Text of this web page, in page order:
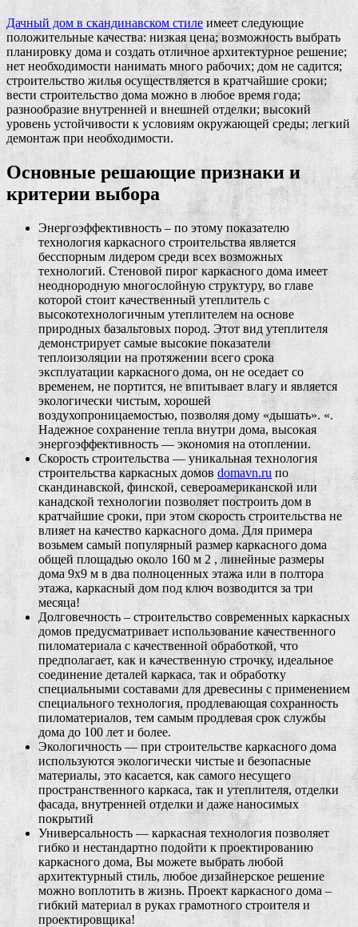
Дачный дом в скандинавском стиле имеет следующие
положительные качества: низкая цена; возможность выбрать
планировку дома и создать отличное архитектурное решение;
нет необходимости нанимать много рабочих; дом не садится;
строительство жилья осуществляется в кратчайшие сроки;
вести строительство дома можно в любое время года;
разнообразие внутренней и внешней отделки; высокий
уровень устойчивости к условиям окружающей среды; легкий
демонтаж при необходимости.
Основные решающие признаки и
критерии выбора
Энергоэффективность – по этому показателю
технология каркасного строительства является
бесспорным лидером среди всех возможных
технологий. Стеновой пирог каркасного дома имеет
неоднородную многослойную структуру, во главе
которой стоит качественный утеплитель с
высокотехнологичным утеплителем на основе
природных базальтовых пород. Этот вид утеплителя
демонстрирует самые высокие показатели
теплоизоляции на протяжении всего срока
эксплуатации каркасного дома, он не оседает со
временем, не портится, не впитывает влагу и является
экологически чистым, хорошей
воздухопроницаемостью, позволяя дому «дышать». «.
Надежное сохранение тепла внутри дома, высокая
энергоэффективность — экономия на отоплении.
Скорость строительства — уникальная технология
строительства каркасных домов domavn.ru по
скандинавской, финской, североамериканской или
канадской технологии позволяет построить дом в
кратчайшие сроки, при этом скорость строительства не
влияет на качество каркасного дома. Для примера
возьмем самый популярный размер каркасного дома
общей площадью около 160 м 2 , линейные размеры
дома 9х9 м в два полноценных этажа или в полтора
этажа, каркасный дом под ключ возводится за три
месяца!
Долговечность – строительство современных каркасных
домов предусматривает использование качественного
пиломатериала с качественной обработкой, что
предполагает, как и качественную строчку, идеальное
соединение деталей каркаса, так и обработку
специальными составами для древесины с применением
специального технология, продлевающая сохранность
пиломатериалов, тем самым продлевая срок службы
дома до 100 лет и более.
Экологичность — при строительстве каркасного дома
используются экологически чистые и безопасные
материалы, это касается, как самого несущего
пространственного каркаса, так и утеплителя, отделки
фасада, внутренней отделки и даже наносимых
покрытий
Универсальность — каркасная технология позволяет
гибко и нестандартно подойти к проектированию
каркасного дома, Вы можете выбрать любой
архитектурный стиль, любое дизайнерское решение
можно воплотить в жизнь. Проект каркасного дома –
гибкий материал в руках грамотного строителя и
проектировщика!